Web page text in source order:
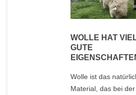
WOLLE HAT
GUTE
Wolle ist das
Material, das bei der